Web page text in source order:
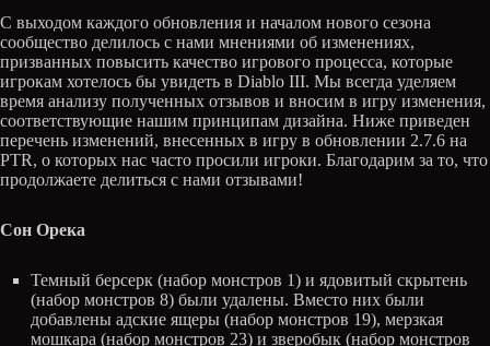
С выходом каждого обновления и началом нового сезона
сообщество делилось с нами мнениями об изменениях,
призванных повысить качество игрового процесса, которые
игрокам хотелось бы увидеть в Diablo III. Мы всегда уделяем
время анализу полученных отзывов и вносим в игру изменения,
соответствующие нашим принципам дизайна. Ниже приведен
перечень изменений, внесенных в игру в обновлении 2.7.6 на
PTR, о которых нас часто просили игроки. Благодарим за то, что
продолжаете делиться с нами отзывами!
Сон Орека
Темный берсерк (набор монстров 1) и ядовитый скрытень
(набор монстров 8) были удалены. Вместо них были
добавлены адские ящеры (набор монстров 19), мерзкая
мошкара (набор монстров 23) и зверобык (набор монстров